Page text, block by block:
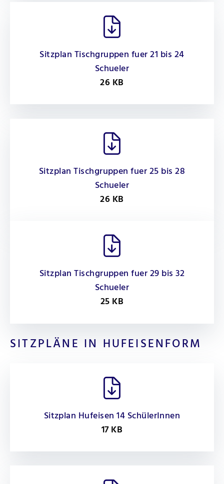
Sitzplan Tischgruppen fuer 21 bis 24
Schueler
26 KB
Sitzplan Tischgruppen fuer 25 bis 28
Schueler
26 KB
Sitzplan Tischgruppen fuer 29 bis 32
Schueler
25 KB
SITZPLÄNE IN HUFEISENFORM
Sitzplan Hufeisen 14 SchülerInnen
17 KB